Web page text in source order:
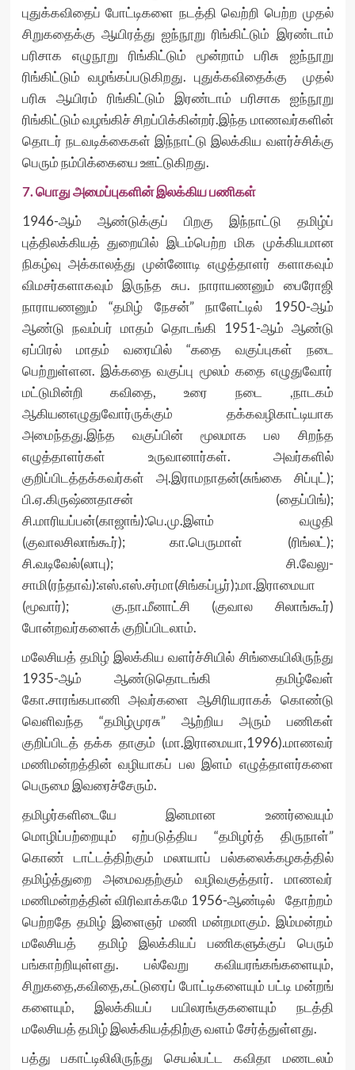
புதுக்கவிதைப் போட்டிகளை நடத்தி வெற்றி பெற்ற முதல்
சிறுகதைக்கு ஆயிரத்து ஐந்நூறு ரிங்கிட்டும் இரண்டாம்
பரிசாக எழுநூறு ரிங்கிட்டும் மூன்றாம் பரிசு ஐந்நூறு
ரிங்கிட்டும் வழங்கப்படுகிறது. புதுக்கவிதைக்கு முதல்
பரிசு ஆயிரம் ரிங்கிட்டும் இரண்டாம் பரிசாக ஐந்நூறு
ரிங்கிட்டும் வழங்கிச் சிறப்பிக்கின்றர்.இந்த மாணவர்களின்
தொடர் நடவடிக்கைகள் இந்நாட்டு இலக்கிய வளர்ச்சிக்கு
பெரும் நம்பிக்கையை ஊட்டுகிறது.
7. பொது அமைப்புகளின் இலக்கிய பணிகள்
1946-ஆம் ஆண்டுக்குப் பிறகு இந்நாட்டு தமிழ்ப்
புத்திலக்கியத் துறையில் இடம்பெற்ற மிக முக்கியமான
நிகழ்வு அக்காலத்து முன்னோடி எழுத்தாளர் களாகவும்
விமசர்களாகவும் இருந்த சுப. நாராயணனும் பைரோஜி
நாராயணனும் “தமிழ் நேசன்” நாளேட்டில் 1950-ஆம்
ஆண்டு நவம்பர் மாதம் தொடங்கி 1951-ஆம் ஆண்டு
ஏப்பிரல் மாதம் வரையில் “கதை வகுப்புகள் நடை
பெற்றுள்ளன. இக்கதை வகுப்பு மூலம் கதை எழுதுவோர்
மட்டுமின்றி கவிதை, உரை நடை ,நாடகம்
ஆகியனஎழுதுவோர்ருக்கும் தக்கவழிகாட்டியாக
அமைந்தது.இந்த வகுப்பின் மூலமாக பல சிறந்த
எழுத்தாளர்கள் உருவானார்கள். அவர்களில்
குறிப்பிடத்தக்கவர்கள் அ.இராமநாதன்(சுங்கை சிப்புட்);
பி.ஏ.கிருஷ்ணதாசன் (தைப்பிங்);
சி.மாரியப்பன்(காஜாங்):பெ.மு.இளம் வழுதி
(குவாலசிலாங்கூர்); கா.பெருமாள் (ரிங்லட்);
சி.வடிவேல்(லாபு); சி.வேலு-
சாமி(ரந்தாவ்):எஸ்.எஸ்.சர்மா(சிங்கப்பூர்);மா.இராமையா
(மூவார்); கு.நா.மீனாட்சி (குவால சிலாங்கூர்)
போன்றவர்களைக் குறிப்பிடலாம்.
மலேசியத் தமிழ் இலக்கிய வளர்ச்சியில் சிங்கையிலிருந்து
1935-ஆம் ஆண்டுதொடங்கி தமிழ்வேள்
கோ.சாரங்கபாணி அவர்களை ஆசிரியராகக் கொண்டு
வெளிவந்த “தமிழ்முரசு” ஆற்றிய அரும் பணிகள்
குறிப்பிடத் தக்க தாகும் (மா.இராமையா,1996).மாணவர்
மணிமன்றத்தின் வழியாகப் பல இளம் எழுத்தாளர்களை
பெருமை இவரைச்சேரும்.
தமிழர்களிடையே இனமான உணர்வையும்
மொழிப்பற்றையும் ஏற்படுத்திய “தமிழர்த் திருநாள்”
கொண் டாட்டத்திற்கும் மலாயாப் பல்கலைக்கழகத்தில்
தமிழ்த்துறை அமைவதற்கும் வழிவகுத்தார். மாணவர்
மணிமன்றத்தின் விரிவாக்கமே 1956-ஆண்டில் தோற்றம்
பெற்றதே தமிழ் இளைஞர் மணி மன்றமாகும். இம்மன்றம்
மலேசியத் தமிழ் இலக்கியப் பணிகளுக்குப் பெரும்
பங்காற்றியுள்ளது. பல்வேறு கவியரங்கங்களையும்,
சிறுகதை,கவிதை,கட்டுரைப் போட்டிகளையும் பட்டி மன்றங்
களையும், இலக்கியப் பயிலரங்குகளையும் நடத்தி
மலேசியத் தமிழ் இலக்கியத்திற்கு வளம் சேர்த்துள்ளது.
பத்து பகாட்டிலிலிருந்து செயல்பட்ட கவிதா மணடலம்